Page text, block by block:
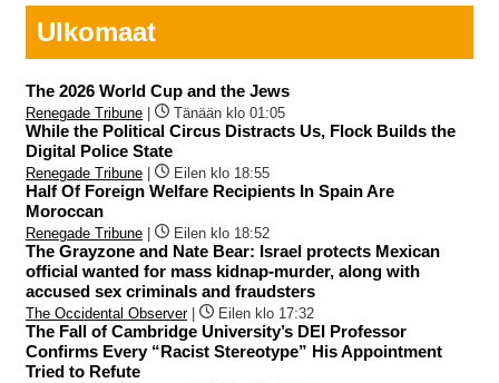
Ulkomaat
The 2026 World Cup and the Jews
Renegade Tribune Tänään klo 01:05
While the Political Circus Distracts Us, Flock Builds the
Digital Police State
Renegade Tribune Eilen klo 18:55
Half Of Foreign Welfare Recipients In Spain Are
Moroccan
Renegade Tribune Eilen klo 18:52
The Grayzone and Nate Bear: Israel protects Mexican
official wanted for mass kidnap-murder, along with
accused sex criminals and fraudsters
The Occidental Observer| Eilen klo 17:32
The Fall of Cambridge University’s DEI Professor
Confirms Every “Racist Stereotype” His Appointment
Tried to Refute